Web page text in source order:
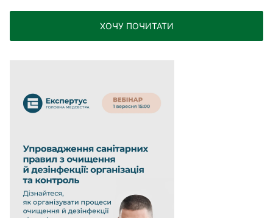
ХОЧУ ПОЧИТАТИ